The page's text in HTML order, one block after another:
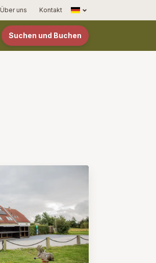
Über uns Kontakt
Français
Suchen und Buchen